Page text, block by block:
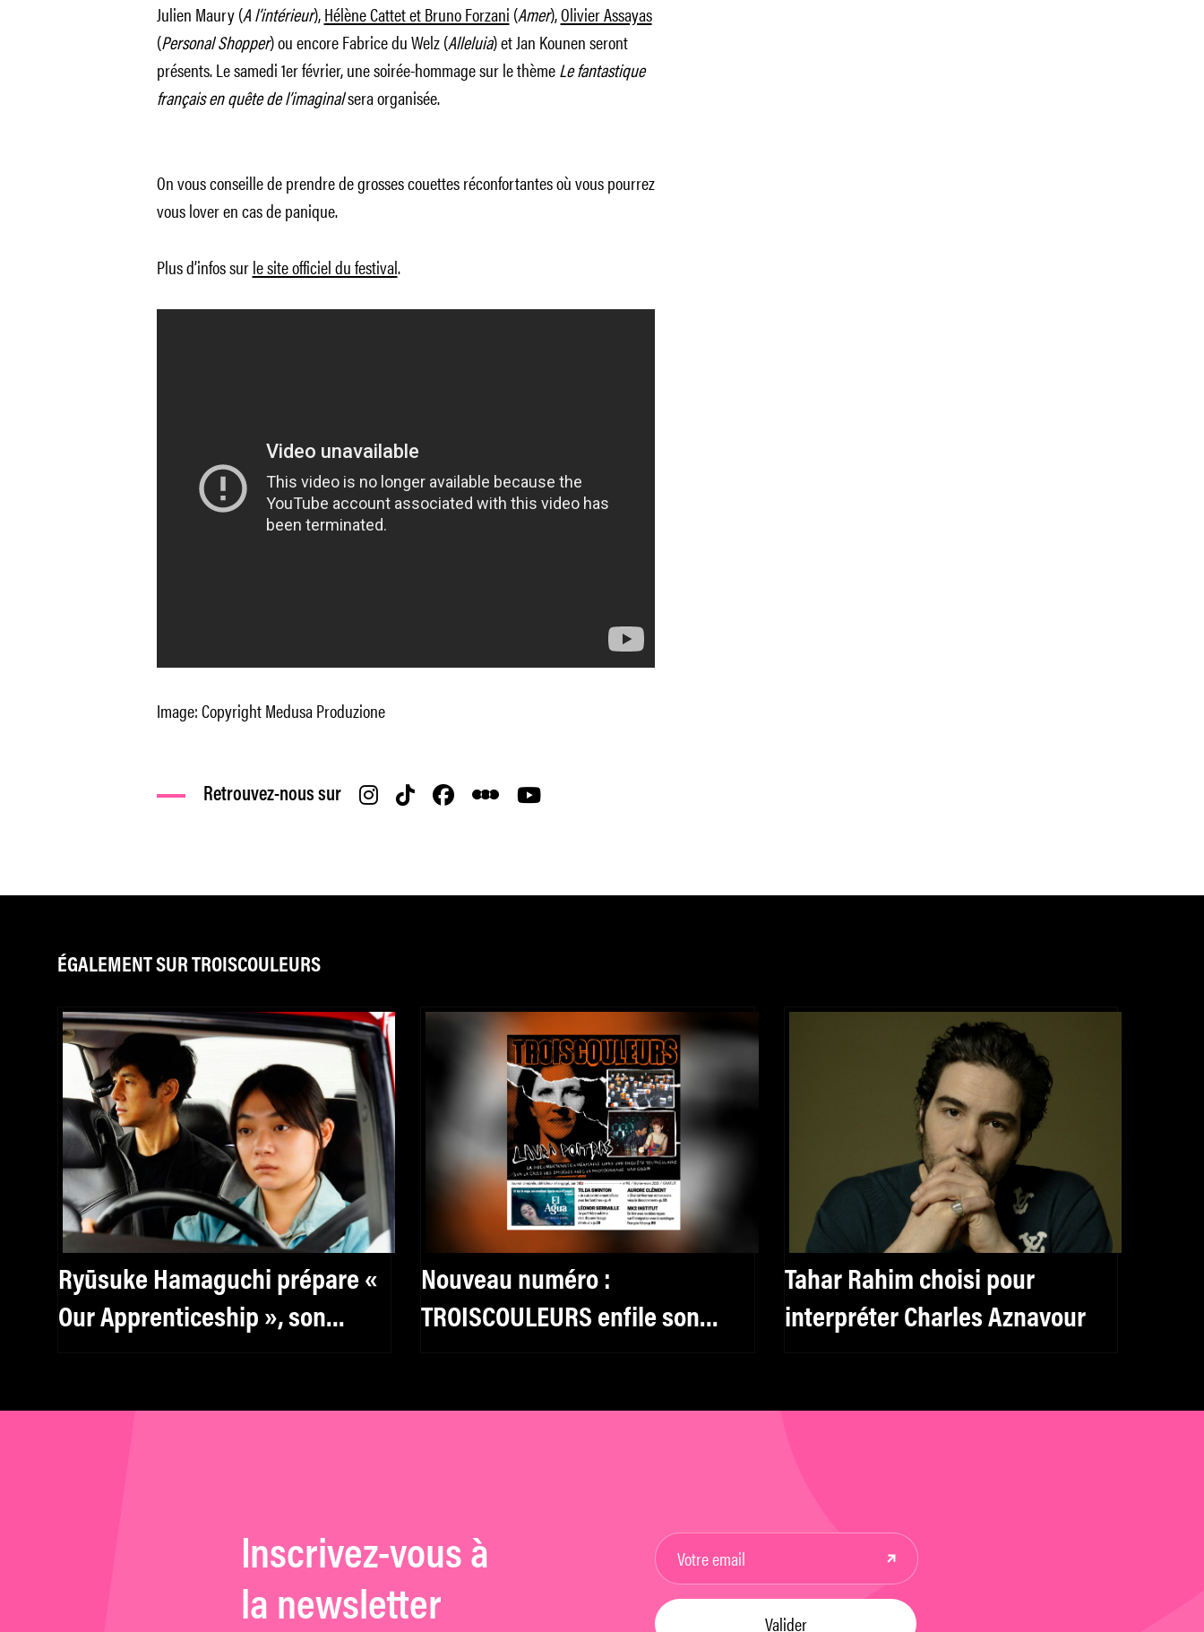
Julien Maury (A l’intérieur),Hélène Cattet et Bruno Forzani (Amer),Olivier Assayas
(Personal Shopper) ou encore Fabrice du Welz (Alleluia) et Jan Kounen seront
présents. Le samedi 1er février, une soirée-hommage sur le thèmeLe fantastique
français en quête de l’imaginalsera organisée.
On vous conseille de prendre de grosses couettes réconfortantes où vous pourrez
vous lover en cas de panique.
Plus d’infos surle site officiel du festival.
Image: Copyright Medusa Produzione
Retrouvez-nous sur
ÉGALEMENT SUR TROISCOULEURS
Ryūsuke Hamaguchi prépare «
Our Apprenticeship », son
Nouveau numéro :
TROISCOULEURS enfile son
Tahar Rahim choisi pour
interpréter Charles Aznavour
Inscrivez-vous à
la newsletter